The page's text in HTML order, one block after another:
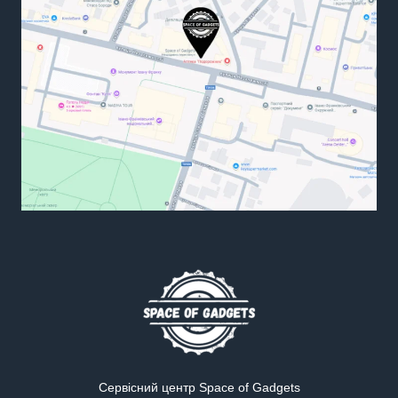
Сервісний центр Space of Gadgets